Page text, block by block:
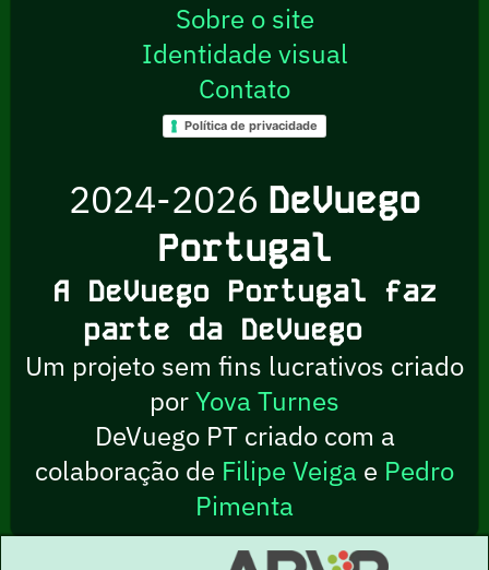
Sobre o site
Identidade visual
Contato
Política de privacidade
2024-2026 DeVuego
Portugal
A DeVuego Portugal faz
parte da DeVuego
Um projeto sem fins lucrativos criado
porYova Turnes
DeVuego PT criado com a
colaboração de Filipe Veiga e Pedro
Pimenta